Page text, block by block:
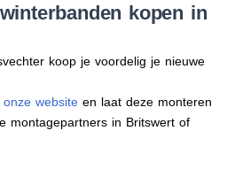
kopen in
koop je voordelig je nieuwe
websiteen laat deze monteren
montagepartners in Britswert of